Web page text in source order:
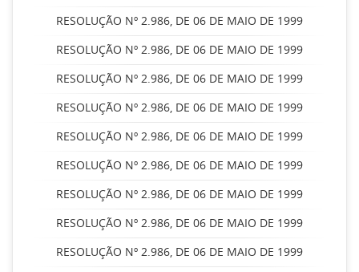
RESOLUÇÃO Nº 2.986, DE 06 DE MAIO DE 1999
RESOLUÇÃO Nº 2.986, DE 06 DE MAIO DE 1999
RESOLUÇÃO Nº 2.986, DE 06 DE MAIO DE 1999
RESOLUÇÃO Nº 2.986, DE 06 DE MAIO DE 1999
RESOLUÇÃO Nº 2.986, DE 06 DE MAIO DE 1999
RESOLUÇÃO Nº 2.986, DE 06 DE MAIO DE 1999
RESOLUÇÃO Nº 2.986, DE 06 DE MAIO DE 1999
RESOLUÇÃO Nº 2.986, DE 06 DE MAIO DE 1999
RESOLUÇÃO Nº 2.986, DE 06 DE MAIO DE 1999